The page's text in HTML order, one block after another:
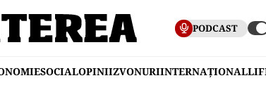
PODCAST
SOCIALOPINIIZVONURIINTERNAȚIONAL